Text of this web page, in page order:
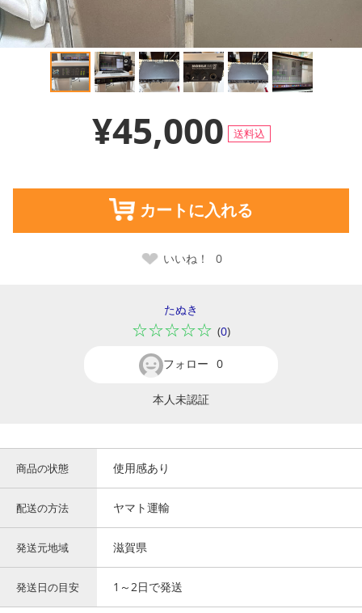
¥45,000 送料込
カートに入れる
いいね！ 0
たぬき
☆☆☆☆☆ (0)
フォロー 0
本人未認証
商品の状態 使用感あり
配送の方法 ヤマト運輸
発送元地域 滋賀県
発送日の目安 1～2日で発送